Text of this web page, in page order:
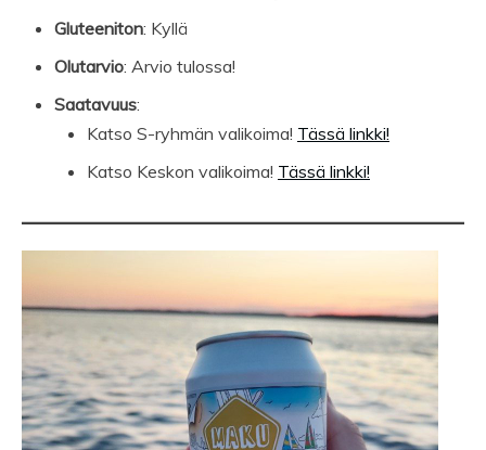
Gluteeniton: Kyllä
Olutarvio: Arvio tulossa!
Saatavuus:
Katso S-ryhmän valikoima! Tässä linkki!
Katso Keskon valikoima! Tässä linkki!